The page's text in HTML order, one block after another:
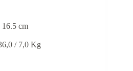
cm
/ 7,0 Kg